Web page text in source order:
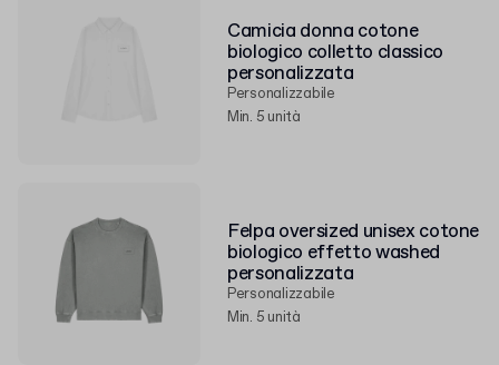
Camicia donna cotone
biologico colletto classico
personalizzata
Personalizzabile
Min. 5 unità
Felpa oversized unisex cotone
biologico effetto washed
personalizzata
Personalizzabile
Min. 5 unità